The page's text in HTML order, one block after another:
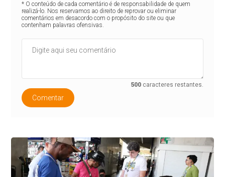
* O conteúdo de cada comentário é de responsabilidade de quem
realizá-lo. Nos reservamos ao direito de reprovar ou eliminar
comentários em desacordo com o propósito do site ou que
contenham palavras ofensivas.
500 caracteres restantes.
Comentar